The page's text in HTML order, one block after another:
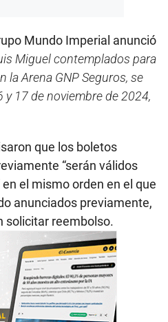
Mundo Imperial anunció
Miguel contemplados para
la Arena GNP Seguros, se
17 de noviembre de 2024,
que los boletos
“serán válidos
el mismo orden en el que
anunciados previamente,
solicitar reembolso.